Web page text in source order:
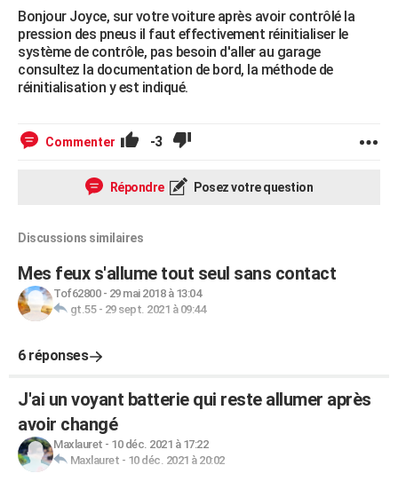
FORUM
Bricolage
Lifestyle
Culture
Sport
Auto
Television
Voyage
Cinema
Bonjour Joyce, sur votre voiture après avoir contrôlé la
pression des pneus il faut effectivement réinitialiser le
système de contrôle, pas besoin d'aller au garage
consultez la documentation de bord, la méthode de
réinitialisation y est indiqué.
Commenter -3
Répondre Posez votre question
Discussions similaires
Mes feux s'allume tout seul sans contact
Tof62800- 29 mai 2018 à 13:04
gt.55- 29 sept. 2021 à 09:44
6 réponses
J'ai un voyant batterie qui reste allumer après
avoir changé
Maxlauret - 10 déc. 2021 à 17:22
Maxlauret - 10 déc. 2021 à 20:02